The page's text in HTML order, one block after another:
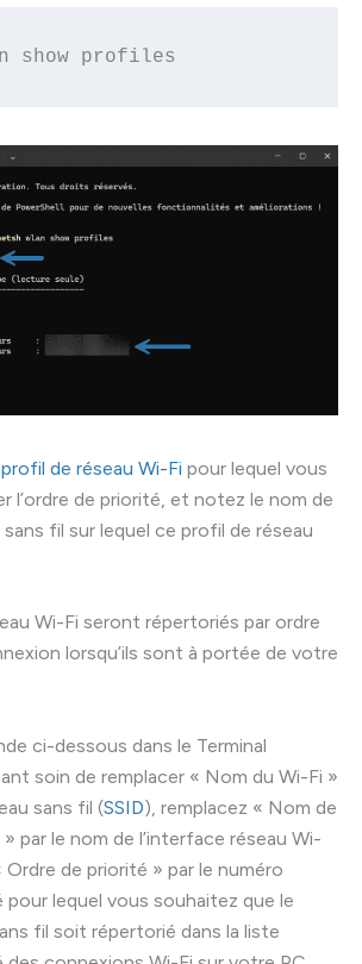
show profiles
profil de réseau Wi-Fi pour lequel vous
l’ordre de priorité, et notez le nom de
sans fil sur lequel ce profil de réseau
Wi-Fi seront répertoriés par ordre
lorsqu’ils sont à portée de votre
ci-dessous dans le Terminal
soin de remplacer « Nom du Wi-Fi »
sans fil (SSID), remplacez « Nom de
par le nom de l’interface réseau Wi-
Ordre de priorité » par le numéro
pour lequel vous souhaitez que le
fil soit répertorié dans la liste